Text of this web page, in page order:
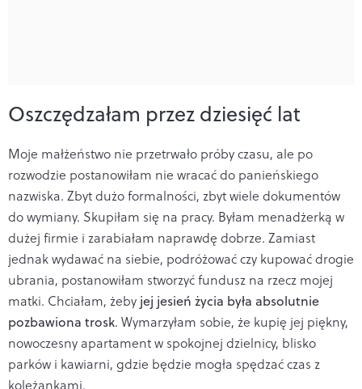
Oszczędzałam przez dziesięć lat
Moje małżeństwo nie przetrwało próby czasu, ale po
rozwodzie postanowiłam nie wracać do panieńskiego
nazwiska. Zbyt dużo formalności, zbyt wiele dokumentów
do wymiany. Skupiłam się na pracy. Byłam menadżerką w
dużej firmie i zarabiałam naprawdę dobrze. Zamiast
jednak wydawać na siebie, podróżować czy kupować drogie
ubrania, postanowiłam stworzyć fundusz na rzecz mojej
matki. Chciałam, żeby jej jesień życia była absolutnie
pozbawiona trosk. Wymarzyłam sobie, że kupię jej piękny,
nowoczesny apartament w spokojnej dzielnicy, blisko
parków i kawiarni, gdzie będzie mogła spędzać czas z
koleżankami.